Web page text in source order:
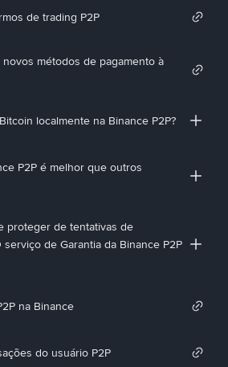
de trading P2P
novos métodos de pagamento à
localmente na Binance P2P?
P2P é melhor que outros
proteger de tentativas de
serviço de Garantia da Binance P2P
na Binance
do usuário P2P